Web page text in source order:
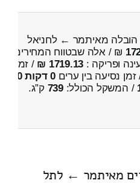
הובלה מאיתמר ← לחניאל
₪ / אלה שבטווח המחירים
ופריקה : 1719.13 ₪ / זמן :
זמן נסיעה בין ערים0 דקות 0 שניות
/ המשקל הכולל:739 ק”ג.
מאיתמר ← לתל